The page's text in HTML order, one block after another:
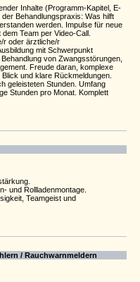
Inhalte (Programm-Kapitel, E-
Behandlungspraxis: Was hilft
werden. Impulse für neue
Team per Video-Call.
r oder ärztliche/r
mit Schwerpunkt
von Zwangsstörungen,
Freude daran, komplexe
und klare Rückmeldungen.
geleisteten Stunden. Umfang
Stunden pro Monat. Komplett
und Rollladenmontage.
Teamgeist und
/ Rauchwarnmeldern